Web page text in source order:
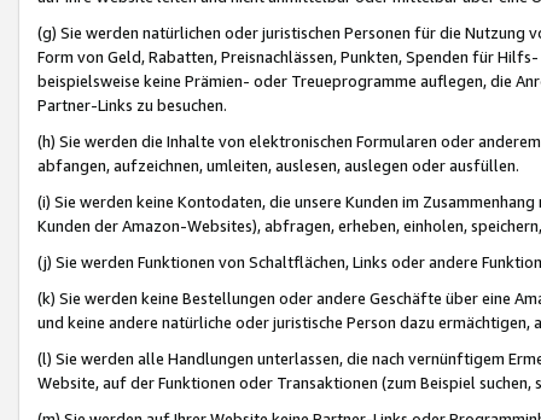
(g) Sie werden natürlichen oder juristischen Personen für die Nutzung
Form von Geld, Rabatten, Preisnachlässen, Punkten, Spenden für
beispielsweise keine Prämien- oder Treueprogramme auflegen, die
Partner-Links zu besuchen.
(h) Sie werden die Inhalte von elektronischen Formularen oder
abfangen, aufzeichnen, umleiten, auslesen, auslegen oder ausfüllen.
(i) Sie werden keine Kontodaten, die unsere Kunden im
Kunden der Amazon-Websites), abfragen, erheben, einholen,
(j) Sie werden Funktionen von Schaltflächen, Links oder andere
(k) Sie werden keine Bestellungen oder andere Geschäfte über eine
und keine andere natürliche oder juristische Person dazu
(l) Sie werden alle Handlungen unterlassen, die nach vernünftigem
Website, auf der Funktionen oder Transaktionen (zum Beispiel